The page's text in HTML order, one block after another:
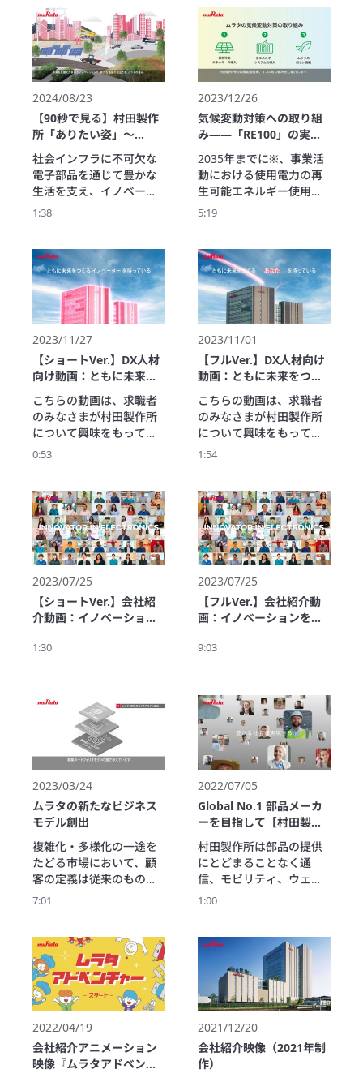
通じ「エレクトロニクス
社会の発展」、「持続可
能な地球環境の実現」、
「社会との共栄」を実現
するための、9つのマテリ
アリティを紹介します。
ブ）”」を紹介する動画で
このふしぎな石こ
ろ”echorb”には特殊な振
動により脳に錯覚を与え
る3Dハプティクスを搭載
しており、ふしぎな触
感・手応え感で来場者を
共鳴体験に導きます。
「百聞は一触に如かず」
興味を持たれた方は是非
万博会場にてご体感くだ
さい。
2024/08/23
【90秒で見る】村田製作
所「ありたい姿」～
VISION2030～
社会インフラに不可欠な
電子部品を通じて豊かな
生活を支え、イノベーシ
ョンで社会課題解決や持
調和する未来を目指す村
田製作所が目指す
VISION2030「ありたい
姿」を紹介します。
1:38
2023/12/26
気候変動対策への取り組
み――「RE100」の実現
に向けて
2035年までに※、事業活
動における使用電力の再
生可能エネルギー使用比
率目標を100％とし「社会
指す村田製作所。現在進
めている「再生可能エネ
ルギーの導入」「省エネ
ルギーシステムの導入」
「ムラタの新しい挑戦」
の3つの取り組みを紹介し
ます。
※2024年9月にRE100の達
成時期を2050年から2035
年に前倒しし、新たにカ
ーボンニュートラル目標
を設定することを発表い
たしました。
変更されている箇所があ
ります。
5:19
2023/11/27
【ショートVer.】DX人材
向け動画：ともに未来を
つくるあなたを待ってい
る
こちらの動画は、求職者
のみなさまが村田製作所
について興味をもってい
ただくために作成しまし
タのモノづくりがあるこ
と、そしてなぜムラタが
新たな人材を欲している
のかぜひご覧ください。
0:53
2023/11/01
【フルVer.】DX人材向け
動画：ともに未来をつく
るあなたを待っている
こちらの動画は、求職者
のみなさまが村田製作所
について興味をもってい
ただくために作成しまし
タのモノづくりがあるこ
と、そしてなぜムラタが
新たな人材を欲している
のかをまとめました。
ぜひご覧ください。
1:54
2023/07/25
【ショートVer.】会社紹
介動画：イノベーション
Murata
1:30
2023/07/25
【フルVer.】会社紹介動
画：イノベーションを世
9:03
2023/03/24
ムラタの新たなビジネス
モデル創出
複雑化・多様化の一途を
たどる市場において、顧
客の定義は従来のものか
ら変わってきています。
ビジネス」「新たなビジ
ネスモデル創出」の3層で
事業ポートフォリオを考
えており、本映像では、
新たなビジネスモデルと
して、FA向けソリューシ
ョン、およびオフィスソ
リューションを紹介して
います。
7:01
2022/07/05
Global No.1 部品メーカ
ーを目指して【村田製作
所ブランドムービー】
村田製作所は部品の提供
にとどまることなく通
信、モビリティ、ウェル
ネス、あらゆる分野で、
かな社会の実現を目指し
1:00
2022/04/19
会社紹介アニメーション
映像『ムラタアドベンチ
2021/12/20
会社紹介映像（2021年制
作）